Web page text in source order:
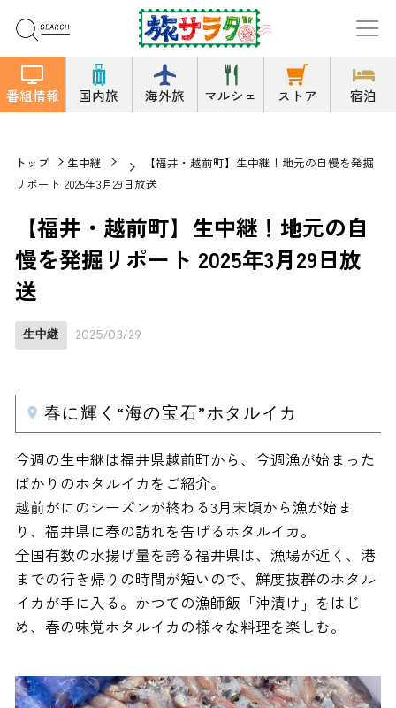
番組情報 国内旅 海外旅 マルシェ ストア 宿泊
トップ 生中継
【福井・越前町】生中継！地元の自慢を発掘
リポート 2025年3月29日放送
【福井・越前町】生中継！地元の自
慢を発掘リポート 2025年3月29日放
送
生中継 2025/03/29
春に輝く“海の宝石”ホタルイカ
今週の生中継は福井県越前町から、今週漁が始まった
ばかりのホタルイカをご紹介。
越前がにのシーズンが終わる3月末頃から漁が始ま
り、福井県に春の訪れを告げるホタルイカ。
全国有数の水揚げ量を誇る福井県は、漁場が近く、港
までの行き帰りの時間が短いので、鮮度抜群のホタル
イカが手に入る。かつての漁師飯「沖漬け」をはじ
め、春の味覚ホタルイカの様々な料理を楽しむ。